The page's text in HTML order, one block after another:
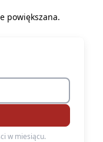
powiększana.
w miesiącu.